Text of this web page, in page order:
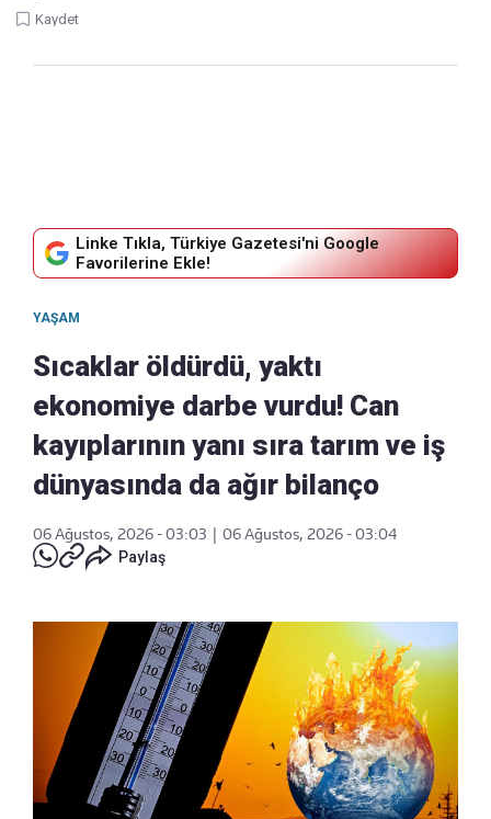
Kaydet
Linke Tıkla, Türkiye Gazetesi'ni Google
Favorilerine Ekle!
YAŞAM
Sıcaklar öldürdü, yaktı
ekonomiye darbe vurdu! Can
kayıplarının yanı sıra tarım ve iş
dünyasında da ağır bilanço
06 Ağustos, 2026 - 03:03
06 Ağustos, 2026 - 03:04
Paylaş